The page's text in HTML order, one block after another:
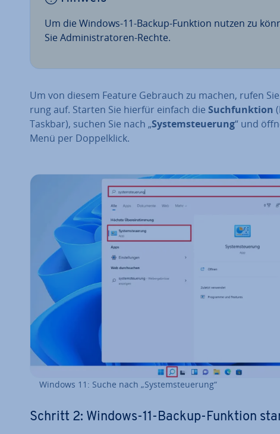
Um die Windows-11-Backup-Funktion nutzen zu
Sie Ad­mi­nis­tra­to­ren-Rechte.
Um von diesem Feature Gebrauch zu machen, rufen
rung auf. Starten Sie hierfür einfach die Such­funk­ti­on
Taskbar), suchen Sie nach „Sys­tem­steue­rung“ und
Menü per Dop­pel­klick.
Windows 11: Suche nach „Sys­tem­steue­rung“
Schritt 2: Windows-11-Backup-Funktion